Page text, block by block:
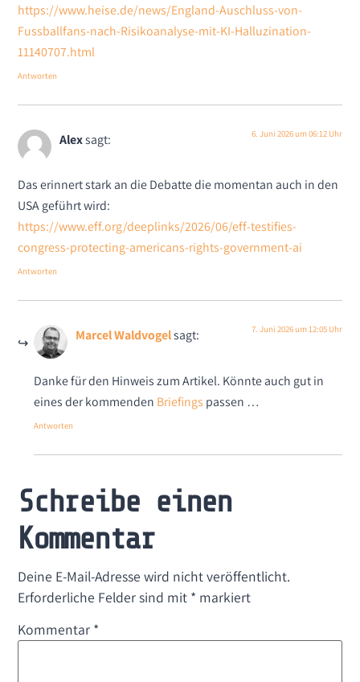
https://www.heise.de/news/England-Auschluss-von-
Fussballfans-nach-Risikoanalyse-mit-KI-Halluzination-
11140707.html
Antworten
Alexsagt: 6. Juni 2026 um 06:12 Uhr
Das erinnert stark an die Debatte die momentan auch in den
USA geführt wird:
https://www.eff.org/deeplinks/2026/06/eff-testifies-
congress-protecting-americans-rights-government-ai
Antworten
Marcel Waldvogelsagt: 7. Juni 2026 um 12:05 Uhr
Danke für den Hinweis zum Artikel. Könnte auch gut in
eines der kommenden Briefings passen …
Antworten
Schreibe einen
Kommentar
Deine E-Mail-Adresse wird nicht veröffentlicht.
Erforderliche Felder sind mit * markiert
Kommentar *